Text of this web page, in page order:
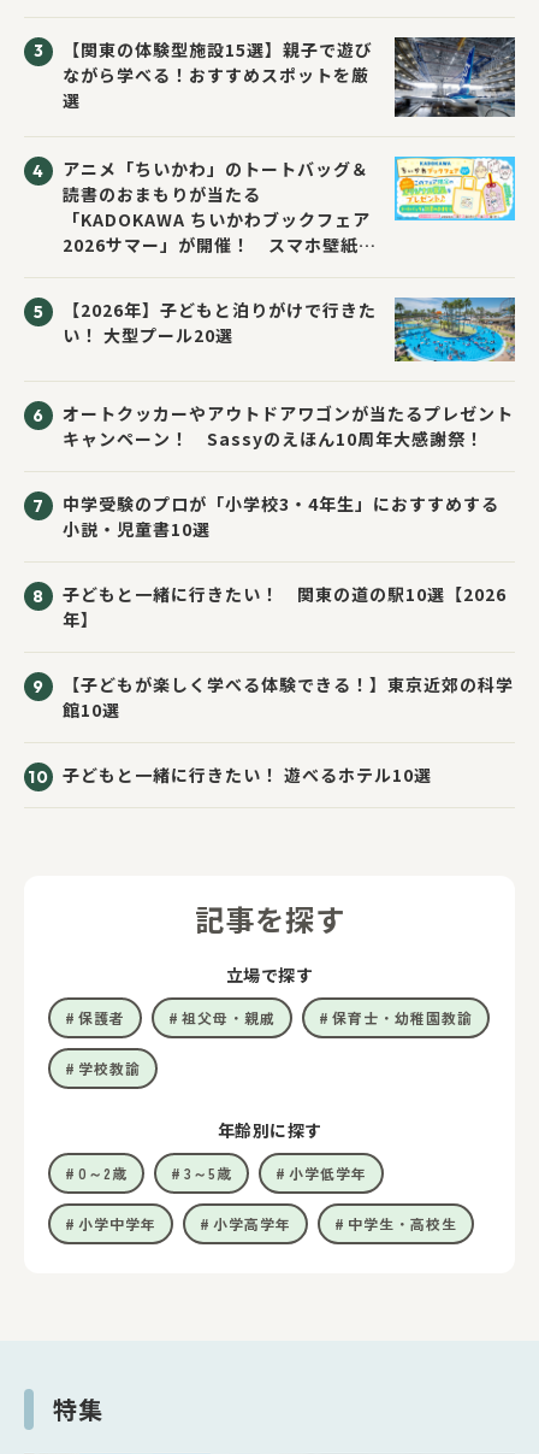
【関東の体験型施設15選】親子で遊び
ながら学べる！おすすめスポットを厳
選
アニメ「ちいかわ」のトートバッグ＆
読書のおまもりが当たる
「KADOKAWA ちいかわブックフェア
2026サマー」が開催！ スマホ壁紙は
【2026年】子どもと泊りがけで行きた
い！ 大型プール20選
オートクッカーやアウトドアワゴンが当たるプレゼント
キャンペーン！ Sassyのえほん10周年大感謝祭！
中学受験のプロが「小学校3・4年生」におすすめする
小説・児童書10選
子どもと一緒に行きたい！ 関東の道の駅10選【2026
年】
【子どもが楽しく学べる体験できる！】東京近郊の科学
館10選
子どもと一緒に行きたい！ 遊べるホテル10選
記事を探す
立場で探す
保護者 祖父母・親戚 保育士・幼稚園教諭
学校教諭
年齢別に探す
0～2歳 3～5歳 小学低学年
小学中学年 小学高学年 中学生・高校生
特集